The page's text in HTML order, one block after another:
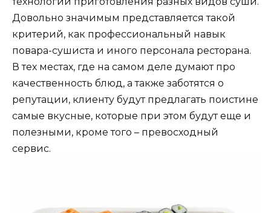
Довольно значимым представляется такой
критерий, как профессиональный навык
повара-сушиста и иного персонала ресторана.
В тех местах, где на самом деле думают про
качественность блюд, а также заботятся о
репутации, клиенту будут предлагать поистине
самые вкусные, которые при этом будут еще и
полезными, кроме того – превосходный
сервис.